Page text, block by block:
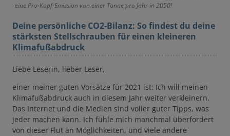
eine Pro-Kopf-Emission von einer Tonne pro Jahr in 2050!
Deine persönliche CO2-Bilanz: So findest du deine
stärksten Stellschrauben für einen kleineren
Klimafußabdruck
Liebe Leserin, lieber Leser,
einer meiner guten Vorsätze für 2021 ist: Ich will meinen
Klimafußabdruck auch in diesem Jahr weiter verkleinern.
Das Internet und die Medien sind voller guter Tipps, was
jeder machen kann. Ich fühle mich manchmal überfordert
von dieser Flut an Möglichkeiten, und viele andere